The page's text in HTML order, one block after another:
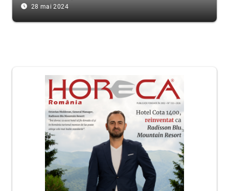
access_time_filled 28 mai 2024